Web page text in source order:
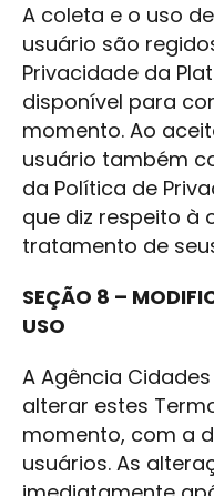
A coleta e o uso
usuário são
Privacidade da
disponível para
momento. Ao
usuário também
da Política de
que diz respeito à
tratamento de
SEÇÃO 8 –
USO
A Agência
alterar estes
momento, com a
usuários. As